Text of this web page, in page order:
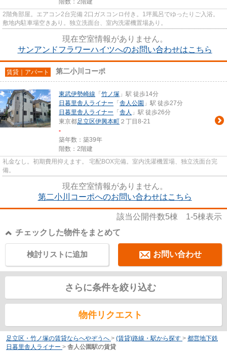
階数：2階建
2階角部屋。エアコン2台完備 2口ガスコンロ付き。1坪風呂でゆったりご入浴。
敷地内駐車場空きあり。独立洗面台、室内洗濯機置場あり。
現在空室情報がありません。
サンアンドフラワーハイツへのお問い合わせはこちら
賃貸｜アパート 第二小川コーポ
東武伊勢崎線 「 竹ノ塚 」駅 徒歩14分
日暮里舎人ライナー 「 舎人公園 」駅 徒歩27分
日暮里舎人ライナー 「 舎人 」駅 徒歩26分
東京都足立区伊興本町 ２丁目8-21
-
築年数：築39年
階数：2階建
礼金なし。初期費用抑えます。 宅配BOX完備。室内洗濯機置場、独立洗面台完
備。
現在空室情報がありません。
第二小川コーポへのお問い合わせはこちら
該当公開件数5棟 1-5棟表示
チェックした物件をまとめて
お問い合わせ
検討リストに追加
さらに条件を絞り込む
物件リクエスト
足立区・竹ノ塚の賃貸ならへやぞうへ > (賃貸)路線・駅から探す > 都営地下鉄
日暮里舎人ライナー > 舎人公園駅の賃貸